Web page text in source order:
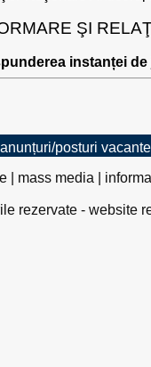
ŞI
instanței de
anunțuri/posturi vacante
| mass media
rezervate - website